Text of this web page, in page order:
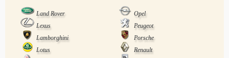
Land Rover
Opel
Lexus
Peugeot
Lamborghini
Porsche
Lotus
Renault